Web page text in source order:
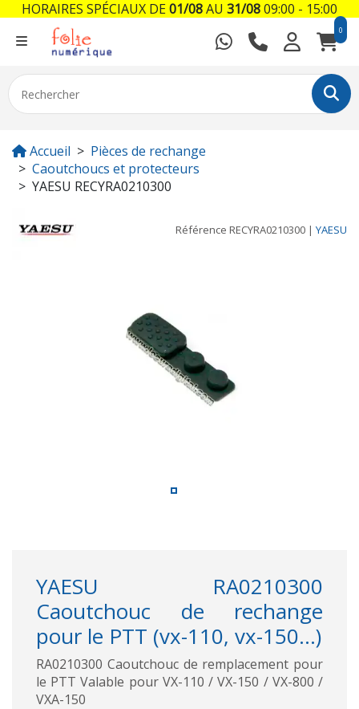
0
Accueil
Pièces de rechange
Caoutchoucs et protecteurs
YAESU RECYRA0210300
Référence RECYRA0210300 | YAESU
YAESU RA0210300
Caoutchouc de rechange
pour le PTT (vx-110, vx-150...)
RA0210300 Caoutchouc de remplacement pour
le PTT Valable pour VX-110 / VX-150 / VX-800 /
VXA-150
HORAIRES SPÉCIAUX DE01/08AU 31/0809:00 - 15:00